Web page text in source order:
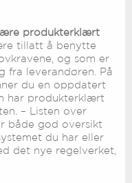
produkterklært
tillatt å benytte
og som er
fra leverandøren. På
du en oppdatert
har produkterklært
– Listen over
både god oversikt
du har eller
det nye regelverket,